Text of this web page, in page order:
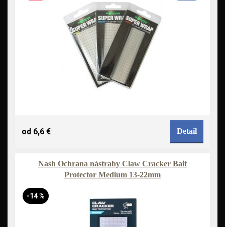
od 6,6 € Detail
Nash Ochrana nástrahy Claw Cracker Bait
Protector Medium 13-22mm
-14 %